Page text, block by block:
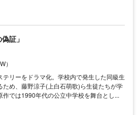
証」
）
リーをドラマ化。学校内で発生した同級生
め、藤野涼子(上白石萌歌)ら生徒たちが学
では1990年代の公立中学校を舞台とし...